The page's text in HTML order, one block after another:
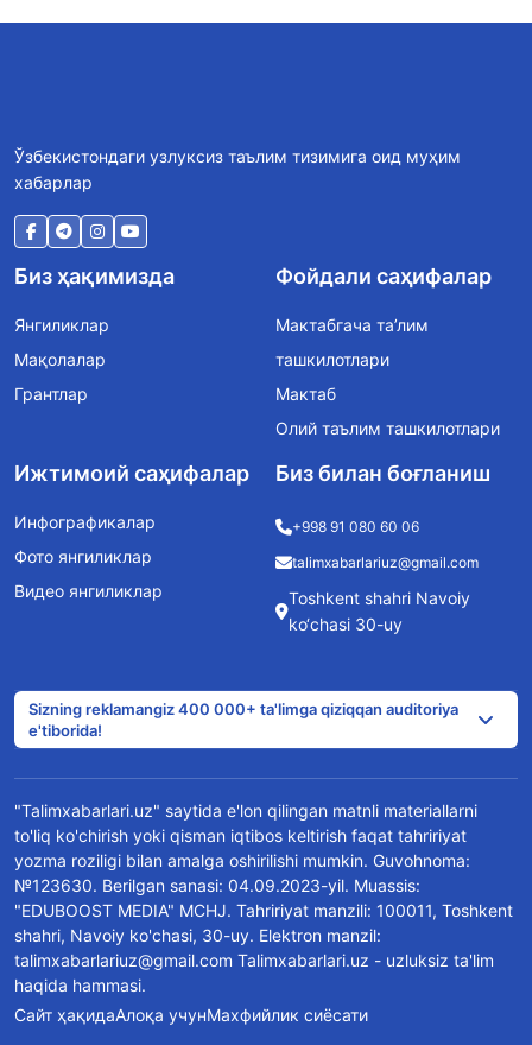
Ўзбекистондаги узлуксиз таълим тизимига оид муҳим
хабарлар
Биз ҳақимизда
Янгиликлар
Мақолалар
Грантлар
Фойдали саҳифалар
Мактабгача та’лим
ташкилотлари
Мактаб
Олий таълим ташкилотлари
Ижтимоий саҳифалар
Инфографикалар
Фото янгиликлар
Видео янгиликлар
Биз билан боғланиш
+998 91 080 60 06
talimxabarlariuz@gmail.com
Toshkent shahri Navoiy
ko‘chasi 30-uy
Sizning reklamangiz 400 000+ ta'limga qiziqqan auditoriya
e'tiborida!
"Talimxabarlari.uz" saytida e'lon qilingan matnli materiallarni
to'liq ko'chirish yoki qisman iqtibos keltirish faqat tahririyat
yozma roziligi bilan amalga oshirilishi mumkin. Guvohnoma:
№123630. Berilgan sanasi: 04.09.2023-yil. Muassis:
"EDUBOOST MEDIA" MCHJ. Tahririyat manzili: 100011, Toshkent
shahri, Navoiy ko'chasi, 30-uy. Elektron manzil:
talimxabarlariuz@gmail.com Talimxabarlari.uz - uzluksiz ta'lim
haqida hammasi.
Сайт ҳақидаАлоқа учунМахфийлик сиёсати